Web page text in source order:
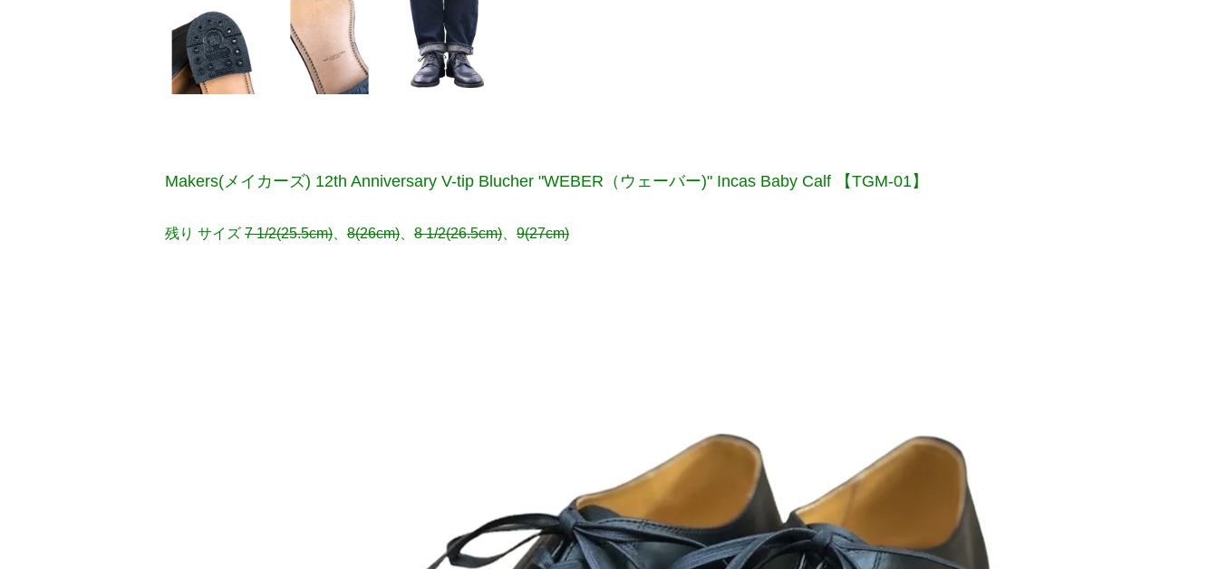
Makers(メイカーズ) 12th Anniversary V-tip Blucher "WEBER（ウェーバー)" Incas Baby Calf 【TGM-01】
残り サイズ 7 1/2(25.5cm) 8(26cm) 8 1/2(26.5cm) 9(27cm)